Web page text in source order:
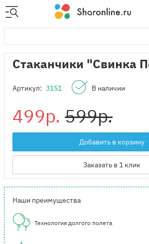
Стаканчики "Свинка
Артикул: 3151 В наличии
499р. 599р.
Добавить в корзину
Заказать в 1 клик
Наши преимущества
Технология долгого полета